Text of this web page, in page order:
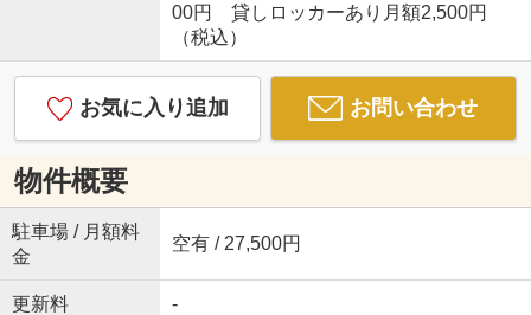
00円 貸しロッカーあり月額2,500円
（税込）
お気に入り追加 お問い合わせ
物件概要
駐車場 / 月額料
金
空有 / 27,500円
更新料 -